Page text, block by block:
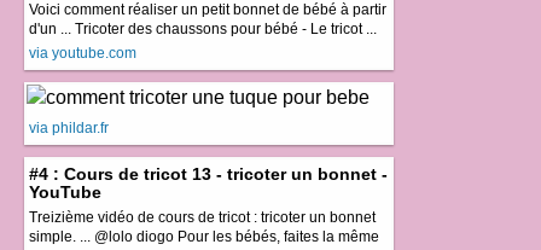
Voici comment réaliser un petit bonnet de bébé à partir
d'un ... Tricoter des chaussons pour bébé - Le tricot ...
via youtube.com
via phildar.fr
#4 : Cours de tricot 13 - tricoter un bonnet -
YouTube
Treizième vidéo de cours de tricot : tricoter un bonnet
simple. ... @lolo diogo Pour les bébés, faites la même